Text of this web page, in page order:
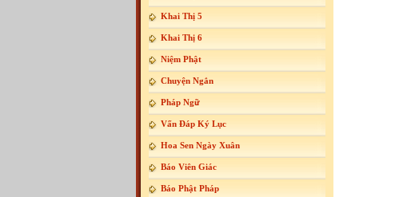
Khai Thị 5
Khai Thị 6
Niệm Phật
Chuyện Ngắn
Pháp Ngữ
Vấn Đáp Ký Lục
Hoa Sen Ngày Xuân
Báo Viên Giác
Báo Phật Pháp